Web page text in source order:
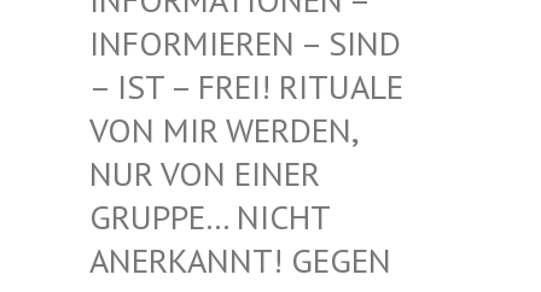
ORMIEREN – SIND – I
ST – FREI! RITUALE VON
MIR WERDEN, NUR
VON EINER GRU
PPE… NICHT ANE
RKANNT! GEGEN A-A